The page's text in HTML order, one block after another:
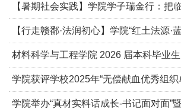
【暑期社会实践】学院学子瑞金行：把
部建在社会实践最前沿
【行走赣鄱·法润初心】学院“红土法源·
梦”实践团赴瑞金开展暑期大思政实践活
材料科学与工程学院 2026 届本科毕业
荣榜
学院获评学校2025年“无偿献血优秀组织
学院举办“真材实料话成长-书记面对面”